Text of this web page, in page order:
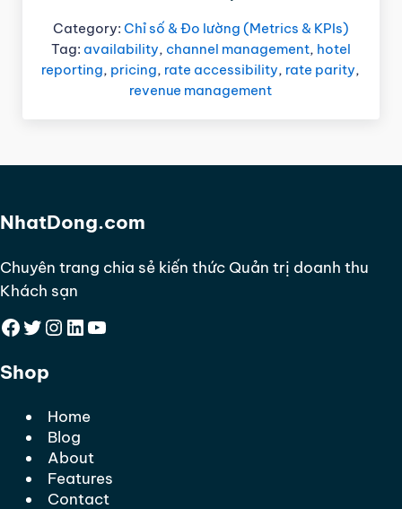
Category: Chỉ số & Đo lường (Metrics & KPIs)
Tag: availability, channel management, hotel
reporting, pricing, rate accessibility, rate parity,
revenue management
NhatDong.com
Chuyên trang chia sẻ kiến thức Quản trị doanh thu
Khách sạn
Facebook
Twitter
Instagram
LinkedIn
YouTube
Shop
Home
Blog
About
Features
Contact